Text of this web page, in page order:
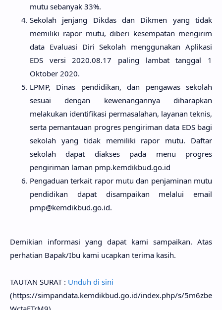
mutu sebanyak 33%.
Sekolah jenjang Dikdas dan Dikmen yang tidak
memiliki rapor mutu, diberi kesempatan mengirim
data Evaluasi Diri Sekolah menggunakan Aplikasi
EDS versi 2020.08.17 paling lambat tanggal 1
Oktober 2020.
LPMP, Dinas pendidikan, dan pengawas sekolah
sesuai dengan kewenangannya diharapkan
melakukan identifikasi permasalahan, layanan teknis,
serta pemantauan progres pengiriman data EDS bagi
sekolah yang tidak memiliki rapor mutu. Daftar
sekolah dapat diakses pada menu progres
pengiriman laman pmp.kemdikbud.go.id
Pengaduan terkait rapor mutu dan penjaminan mutu
pendidikan dapat disampaikan melalui email
pmp@kemdikbud.go.id.
Demikian informasi yang dapat kami sampaikan. Atas
perhatian Bapak/Ibu kami ucapkan terima kasih.
TAUTAN SURAT : Unduh di sini
(https://simpandata.kemdikbud.go.id/index.php/s/5m6zbe